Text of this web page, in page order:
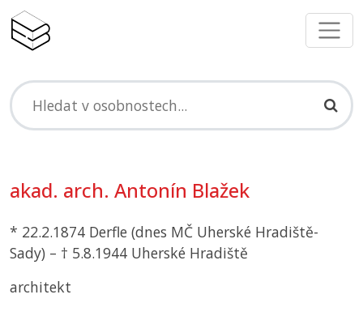
akad. arch. Antonín Blažek
* 22.2.1874 Derfle (dnes MČ Uherské Hradiště-
Sady) – † 5.8.1944 Uherské Hradiště
architekt